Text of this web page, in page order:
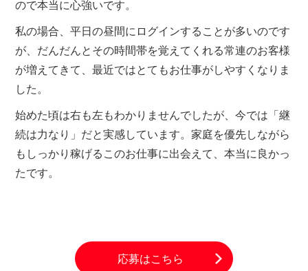
ので本当に心強いです。
私の場合、平日の昼間にログインすることが多いのです
が、だんだんとその時間帯を覚えてくれる常連のお客様
が増えてきて、最近ではとてもお仕事がしやすくなりま
した。
始めた頃は右も左もわかりませんでしたが、今では「継
続は力なり」だと実感しています。家庭を優先しながら
もしっかり稼げるこのお仕事に出会えて、本当に良かっ
たです。
応募はこちら